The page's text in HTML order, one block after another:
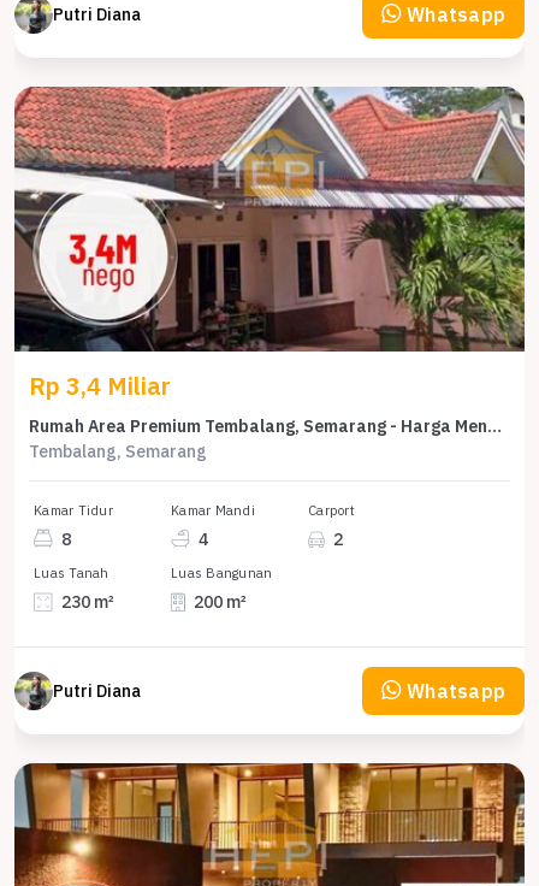
Putri Diana Whatsapp
Rp 3,4 Miliar
Rumah Area Premium Tembalang, Semarang - Harga Menarik 3,4 Miliar
Tembalang, Semarang
Kamar Tidur
8
Kamar Mandi
4
Carport
2
Luas Tanah
230 m²
Luas Bangunan
200 m²
Putri Diana Whatsapp